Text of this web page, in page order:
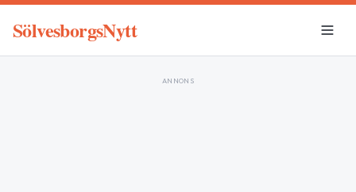
SölvesborgsNytt
ANNONS